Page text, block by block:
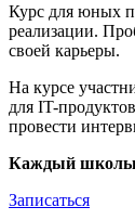
Курс для юных
реализации.
своей карьеры.
На курсе
для IT-
провести
Каждый
Записаться